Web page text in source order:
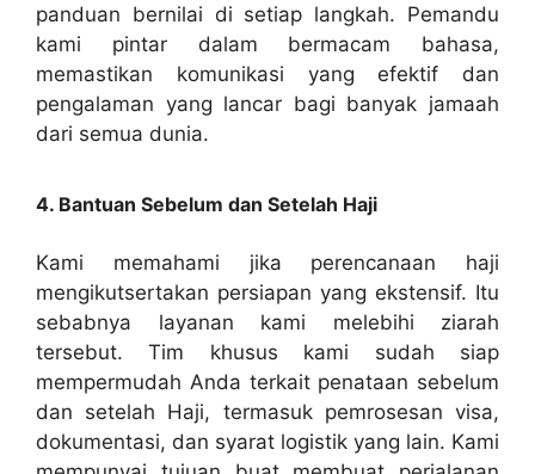
panduan bernilai di setiap langkah. Pemandu
kami pintar dalam bermacam bahasa,
memastikan komunikasi yang efektif dan
pengalaman yang lancar bagi banyak jamaah
dari semua dunia.
4. Bantuan Sebelum dan Setelah Haji
Kami memahami jika perencanaan haji
mengikutsertakan persiapan yang ekstensif. Itu
sebabnya layanan kami melebihi ziarah
tersebut. Tim khusus kami sudah siap
mempermudah Anda terkait penataan sebelum
dan setelah Haji, termasuk pemrosesan visa,
dokumentasi, dan syarat logistik yang lain. Kami